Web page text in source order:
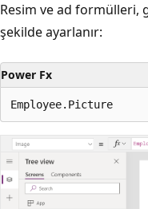
Resim ve ad formülleri,
şekilde ayarlanır:
Power Fx